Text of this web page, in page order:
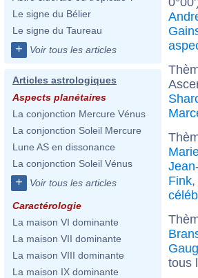
Le signe du Bélier
Le signe du Taureau
+ Voir tous les articles
Articles astrologiques
Aspects planétaires
La conjonction Mercure Vénus
La conjonction Soleil Mercure
Lune AS en dissonance
La conjonction Soleil Vénus
+ Voir tous les articles
Caractérologie
La maison VI dominante
La maison VII dominante
La maison VIII dominante
La maison IX dominante
Fink,
tous